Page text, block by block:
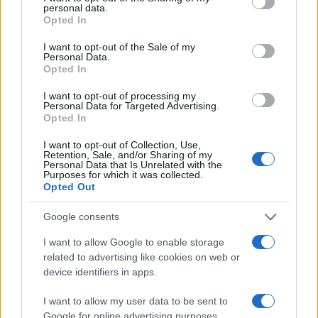
grant or deny consent to Google and its third-party tags to
use your data for below specified purposes in below Google
consent section.
personal data.
Opted In
I want to opt-out of the Sale of my
Personal Data.
Opted In
I want to opt-out of processing my
Personal Data for Targeted Advertising.
Opted In
I want to opt-out of Collection, Use,
Retention, Sale, and/or Sharing of my
Personal Data that Is Unrelated with the
Purposes for which it was collected.
Opted Out
Google consents
I want to allow Google to enable storage
related to advertising like cookies on web or
device identifiers in apps.
I want to allow my user data to be sent to
Google for online advertising purposes.
«Να δείτε το νέο βίντεο κλιπ των
Coldplay»
Όσοι και όσες δεν το είδατε, σας προτρέπω να